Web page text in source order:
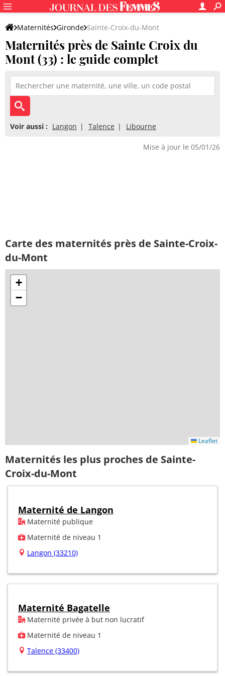
Maternités Gironde Sainte-Croix-du-Mont
Maternités près de Sainte Croix du
Mont (33) : le guide complet
Voir aussi : Langon Talence Libourne
Mise à jour le 05/01/26
Carte des maternités près de Sainte-Croix-
du-Mont
+
−
Leaflet
Maternités les plus proches de Sainte-
Croix-du-Mont
Maternité de Langon
Maternité publique
Maternité de niveau 1
Langon (33210)
Maternité Bagatelle
Maternité privée à but non lucratif
Maternité de niveau 1
Talence (33400)